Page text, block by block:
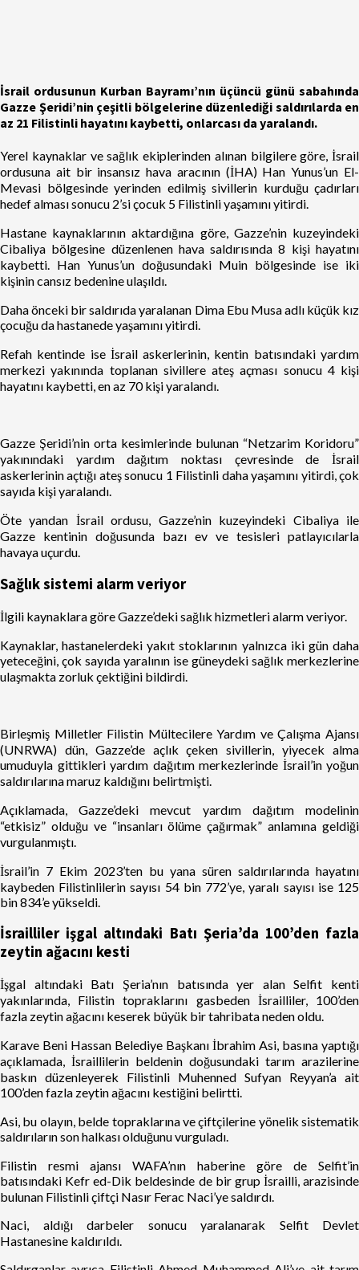
İsrail ordusunun Kurban Bayramı’nın üçüncü günü sabahında
Gazze Şeridi’nin çeşitli bölgelerine düzenlediği saldırılarda en
az 21 Filistinli hayatını kaybetti, onlarcası da yaralandı.
Yerel kaynaklar ve sağlık ekiplerinden alınan bilgilere göre, İsrail
ordusuna ait bir insansız hava aracının (İHA) Han Yunus’un El-
Mevasi bölgesinde yerinden edilmiş sivillerin kurduğu çadırları
hedef alması sonucu 2’si çocuk 5 Filistinli yaşamını yitirdi.
Hastane kaynaklarının aktardığına göre, Gazze’nin kuzeyindeki
Cibaliya bölgesine düzenlenen hava saldırısında 8 kişi hayatını
kaybetti. Han Yunus’un doğusundaki Muin bölgesinde ise iki
kişinin cansız bedenine ulaşıldı.
Daha önceki bir saldırıda yaralanan Dima Ebu Musa adlı küçük kız
çocuğu da hastanede yaşamını yitirdi.
Refah kentinde ise İsrail askerlerinin, kentin batısındaki yardım
merkezi yakınında toplanan sivillere ateş açması sonucu 4 kişi
hayatını kaybetti, en az 70 kişi yaralandı.
Gazze Şeridi’nin orta kesimlerinde bulunan “Netzarim Koridoru”
yakınındaki yardım dağıtım noktası çevresinde de İsrail
askerlerinin açtığı ateş sonucu 1 Filistinli daha yaşamını yitirdi, çok
sayıda kişi yaralandı.
Öte yandan İsrail ordusu, Gazze’nin kuzeyindeki Cibaliya ile
Gazze kentinin doğusunda bazı ev ve tesisleri patlayıcılarla
havaya uçurdu.
Sağlık sistemi alarm veriyor
İlgili kaynaklara göre Gazze’deki sağlık hizmetleri alarm veriyor.
Kaynaklar, hastanelerdeki yakıt stoklarının yalnızca iki gün daha
yeteceğini, çok sayıda yaralının ise güneydeki sağlık merkezlerine
ulaşmakta zorluk çektiğini bildirdi.
Birleşmiş Milletler Filistin Mültecilere Yardım ve Çalışma Ajansı
(UNRWA) dün, Gazze’de açlık çeken sivillerin, yiyecek alma
umuduyla gittikleri yardım dağıtım merkezlerinde İsrail’in yoğun
saldırılarına maruz kaldığını belirtmişti.
Açıklamada, Gazze’deki mevcut yardım dağıtım modelinin
“etkisiz” olduğu ve “insanları ölüme çağırmak” anlamına geldiği
vurgulanmıştı.
İsrail’in 7 Ekim 2023’ten bu yana süren saldırılarında hayatını
kaybeden Filistinlilerin sayısı 54 bin 772’ye, yaralı sayısı ise 125
bin 834’e yükseldi.
İsrailliler işgal altındaki Batı Şeria’da 100’den fazla
zeytin ağacını kesti
İşgal altındaki Batı Şeria’nın batısında yer alan Selfit kenti
yakınlarında, Filistin topraklarını gasbeden İsrailliler, 100’den
fazla zeytin ağacını keserek büyük bir tahribata neden oldu.
Karave Beni Hassan Belediye Başkanı İbrahim Asi, basına yaptığı
açıklamada, İsraillilerin beldenin doğusundaki tarım arazilerine
baskın düzenleyerek Filistinli Muhenned Sufyan Reyyan’a ait
100’den fazla zeytin ağacını kestiğini belirtti.
Asi, bu olayın, belde topraklarına ve çiftçilerine yönelik sistematik
saldırıların son halkası olduğunu vurguladı.
Filistin resmi ajansı WAFA’nın haberine göre de Selfit’in
batısındaki Kefr ed-Dik beldesinde de bir grup İsrailli, arazisinde
bulunan Filistinli çiftçi Nasır Ferac Naci’ye saldırdı.
Naci, aldığı darbeler sonucu yaralanarak Selfit Devlet
Hastanesine kaldırıldı.